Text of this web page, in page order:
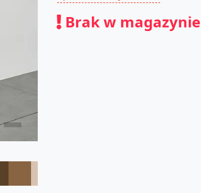
Brak w magazynie